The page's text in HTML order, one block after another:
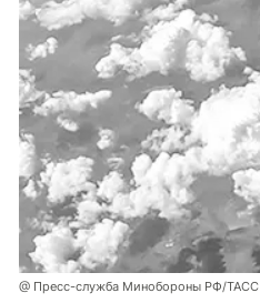
@ Пресс-служба Минобороны РФ/ТАСС